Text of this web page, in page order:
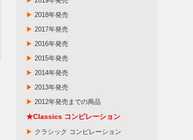
▶ 2018年発売
▶ 2017年発売
▶ 2016年発売
▶ 2015年発売
▶ 2014年発売
▶ 2013年発売
▶ 2012年発売までの商品
★Classics コンピレーション
▶ クラシック コンピレーション